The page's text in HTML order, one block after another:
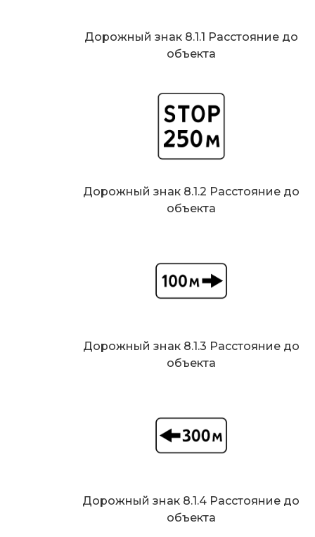
Дорожный знак 8.1.1 Расстояние до
объекта
Дорожный знак 8.1.2 Расстояние до
объекта
Дорожный знак 8.1.3 Расстояние до
объекта
Дорожный знак 8.1.4 Расстояние до
объекта